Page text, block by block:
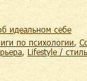
идеальном себе
по психологии,
, lifestyle /